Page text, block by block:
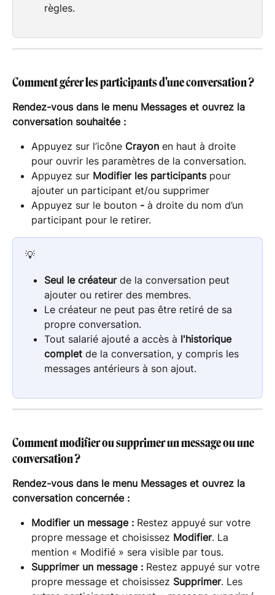
règles.
Comment gérer les participants d'une conversation ?
Rendez-vous dans le menu Messages et ouvrez la
conversation souhaitée :
Appuyez sur l’icône Crayon en haut à droite
pour ouvrir les paramètres de la conversation.
Appuyez sur Modifier les participants pour
ajouter un participant et/ou supprimer
Appuyez sur le bouton - à droite du nom d’un
participant pour le retirer.
💡
Seul le créateur de la conversation peut
ajouter ou retirer des membres.
Le créateur ne peut pas être retiré de sa
propre conversation.
Tout salarié ajouté a accès à l'historique
complet de la conversation, y compris les
messages antérieurs à son ajout.
Comment modifier ou supprimer un message ou une
conversation ?
Rendez-vous dans le menu Messages et ouvrez la
conversation concernée :
Modifier un message : Restez appuyé sur votre
propre message et choisissez Modifier. La
mention « Modifié » sera visible par tous.
Supprimer un message : Restez appuyé sur votre
propre message et choisissez Supprimer. Les